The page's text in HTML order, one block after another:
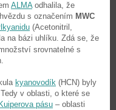
ALMAodhalila, že
s označením MWC
(Acetonitril,
na bázi uhlíku. Zdá se, že
srovnatelné s
kyanovodík (HCN) byly
v oblasti, o které se
Kuiperova pásu – oblasti